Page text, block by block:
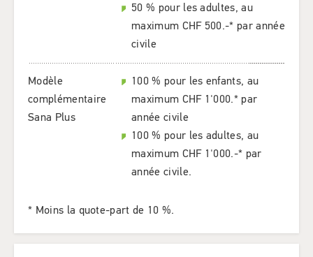
50 % pour les adultes, au
maximum CHF 500.-* par année
civile
Modèle
complémentaire
Sana Plus
100 % pour les enfants, au
maximum CHF 1'000.* par
année civile
100 % pour les adultes, au
maximum CHF 1'000.-* par
année civile.
* Moins la quote-part de 10 %.